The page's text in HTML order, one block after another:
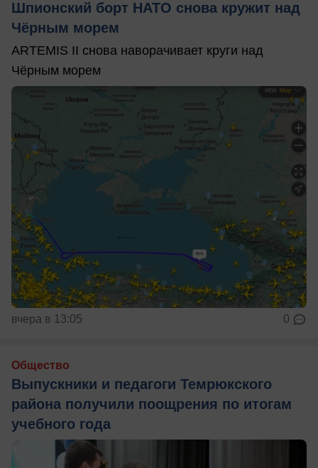
Шпионский борт НАТО снова кружит над
Чёрным морем
ARTEMIS II снова наворачивает круги над
Чёрным морем
вчера в 13:05 0
Общество
Выпускники и педагоги Темрюкского
района получили поощрения по итогам
учебного года